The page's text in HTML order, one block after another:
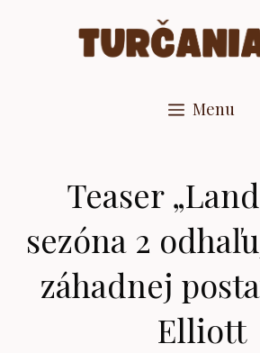
Menu
Teaser
sezóna 2
záhadnej
Elliott